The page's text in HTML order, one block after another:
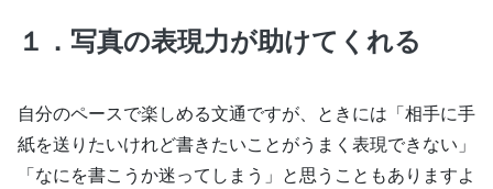
１．写真の表現力が助けてくれる
自分のペースで楽しめる文通ですが、ときには「相手に手
紙を送りたいけれど書きたいことがうまく表現できない」
「なにを書こうか迷ってしまう」と思うこともありますよ